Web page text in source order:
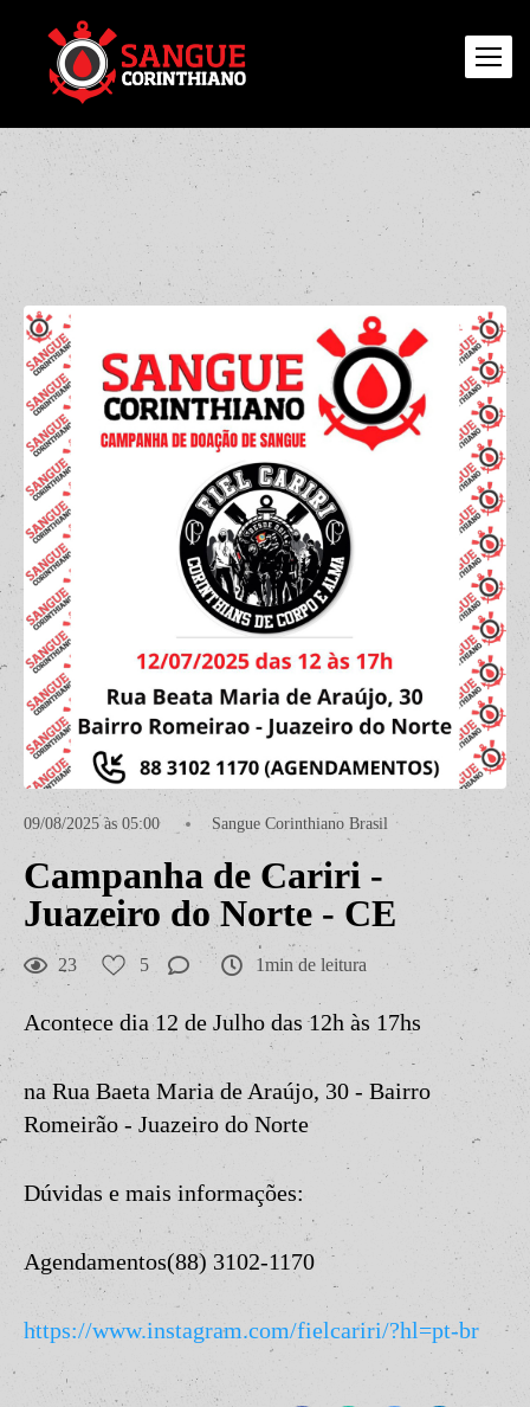
09/08/2025 às 05:00 Sangue Corinthiano Brasil
Campanha de Cariri -
Juazeiro do Norte - CE
23 5 1min de leitura
Acontece dia 12 de Julho das 12h às 17hs
na Rua Baeta Maria de Araújo, 30 - Bairro
Romeirão - Juazeiro do Norte
Dúvidas e mais informações:
Agendamentos(88) 3102-1170
https://www.instagram.com/fielcariri/?hl=pt-br